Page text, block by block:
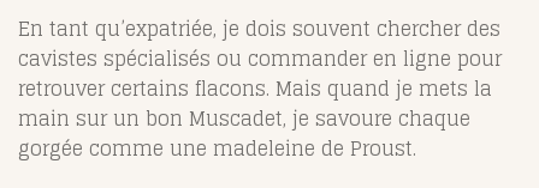
En tant qu’expatriée, je dois souvent chercher des
cavistes spécialisés ou commander en ligne pour
retrouver certains flacons. Mais quand je mets la
main sur un bon Muscadet, je savoure chaque
gorgée comme une madeleine de Proust.